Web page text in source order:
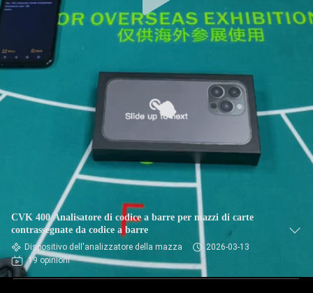
CVK 400 Analisatore di codice a barre per mazzi di carte
contrassegnate da codice a barre
Dispositivo dell'analizzatore della mazza
2026-03-13
19 opinioni